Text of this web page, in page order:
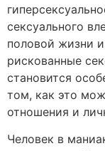
сексуального
половой жизни
рискованные
становится
том, как это
отношения и
Человек в